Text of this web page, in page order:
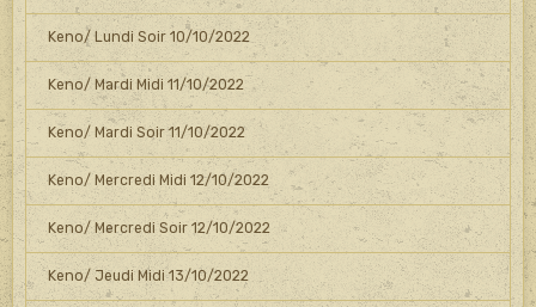
Keno/ Lundi Soir 10/10/2022
Keno/ Mardi Midi 11/10/2022
Keno/ Mardi Soir 11/10/2022
Keno/ Mercredi Midi 12/10/2022
Keno/ Mercredi Soir 12/10/2022
Keno/ Jeudi Midi 13/10/2022